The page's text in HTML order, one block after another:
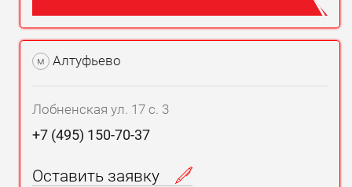
м Алтуфьево
Лобненская ул. 17 с. 3
+7 (495) 150-70-37
Оставить заявку